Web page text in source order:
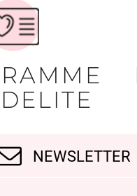
NEWSLETTER